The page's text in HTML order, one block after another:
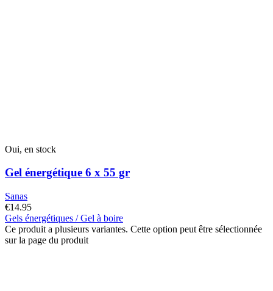
Oui, en stock
Gel énergétique 6 x 55 gr
Sanas
€14.95
Gels énergétiques / Gel à boire
Ce produit a plusieurs variantes. Cette option peut être sélectionnée
sur la page du produit